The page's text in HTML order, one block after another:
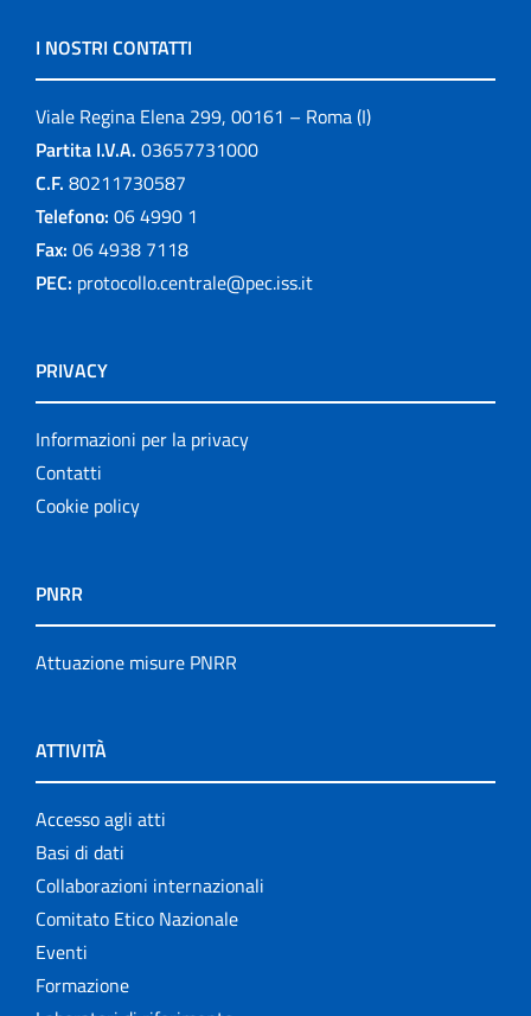
I NOSTRI CONTATTI
Viale Regina Elena 299, 00161 – Roma (I)
Partita I.V.A. 03657731000
C.F. 80211730587
Telefono: 06 4990 1
Fax: 06 4938 7118
PEC: protocollo.centrale@pec.iss.it
PRIVACY
Informazioni per la privacy
Contatti
Cookie policy
PNRR
Attuazione misure PNRR
ATTIVITÀ
Accesso agli atti
Basi di dati
Collaborazioni internazionali
Comitato Etico Nazionale
Eventi
Formazione